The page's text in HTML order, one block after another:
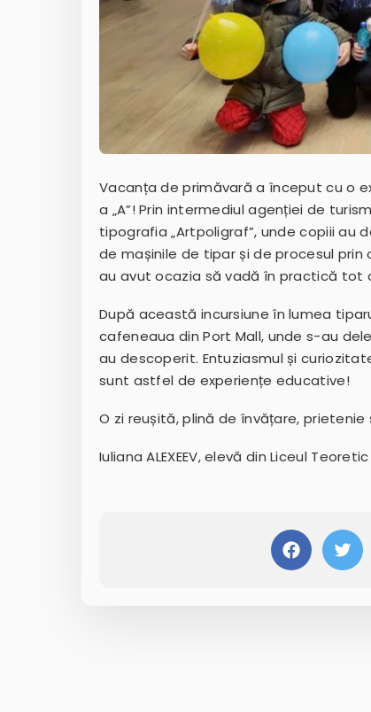
Vacanța de primăvară a început cu o
a „A”! Prin intermediul agenției de
tipografia „Artpoligraf”, unde copiii au
de mașinile de tipar și de procesul
au avut ocazia să vadă în practică
După această incursiune în lumea
cafeneaua din Port Mall, unde s-au
au descoperit. Entuziasmul și
sunt astfel de experiențe educative!
O zi reușită, plină de învățare, prietenie
Iuliana ALEXEEV, elevă din Liceul